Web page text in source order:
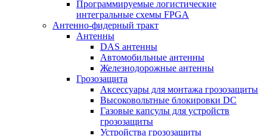
Программируемые логистические
интегральные схемы FPGA
Антенно-фидерный тракт
Антенны
DAS антенны
Автомобильные антенны
Железнодорожные антенны
Грозозащита
Аксессуары для монтажа грозозащиты
Высоковольтные блокировки DC
Газовые капсулы для устройств
грозозащиты
Устройства грозозащиты